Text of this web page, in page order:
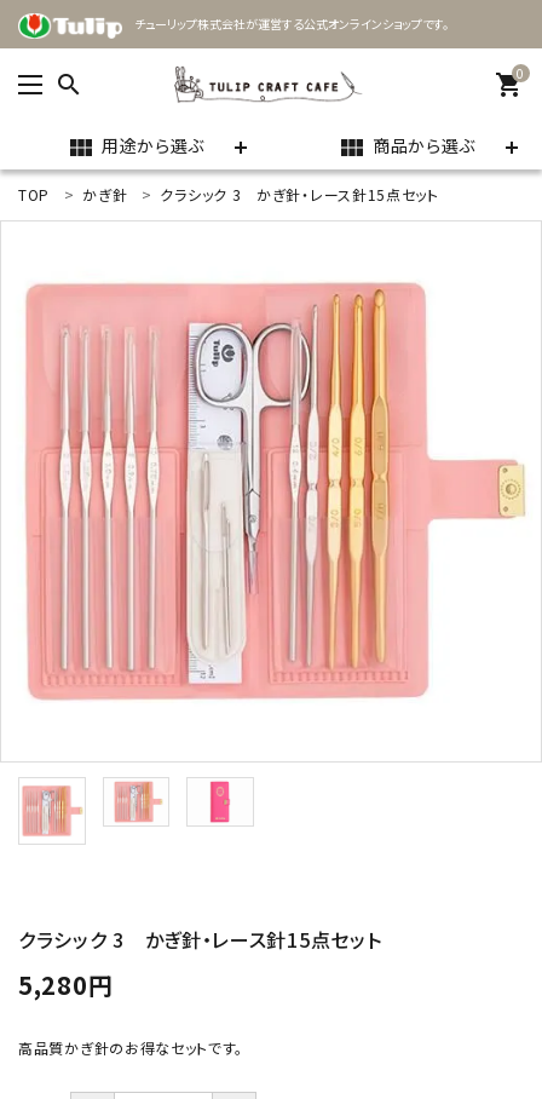
チューリップ株式会社が運営する公式オンラインショップです。
search 0
shopping_cart
view_module 用途から選ぶ view_module 商品から選ぶ
ACCOUNT MENU
meeting_room person
search
プライバシーポリシー
特定商取引法について
TOP かぎ針 クラシック 3 かぎ針・レース針15点セット
クラシック 3 かぎ針・レース針15点セット
5,280円
高品質かぎ針のお得なセットです。